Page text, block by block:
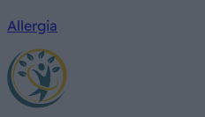
Allergia